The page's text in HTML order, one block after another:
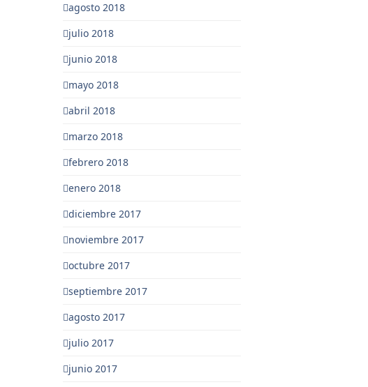
agosto 2018
julio 2018
junio 2018
mayo 2018
abril 2018
marzo 2018
febrero 2018
enero 2018
diciembre 2017
noviembre 2017
octubre 2017
septiembre 2017
agosto 2017
julio 2017
junio 2017